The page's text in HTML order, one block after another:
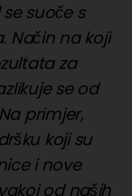
suoče s
Način na koji
za
se od
primjer,
koji su
i nove
od naših